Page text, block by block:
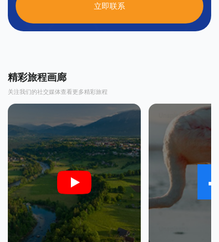
立即联系
精彩旅程画廊
关注我们的社交媒体查看更多精彩旅程